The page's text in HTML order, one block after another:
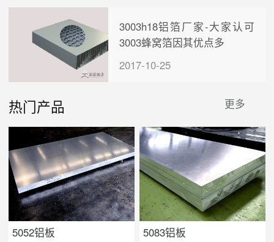
3003h18铝箔厂家-大家认可
3003蜂窝箔因其优点多
2017-10-25
热门产品 更多
5052铝板 5083铝板